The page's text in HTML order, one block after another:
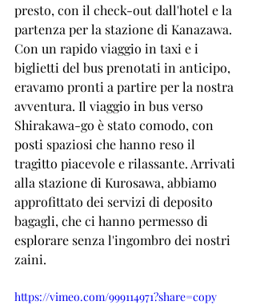
presto, con il check-out dall'hotel e la
partenza per la stazione di Kanazawa.
Con un rapido viaggio in taxi e i
biglietti del bus prenotati in anticipo,
eravamo pronti a partire per la nostra
avventura. Il viaggio in bus verso
Shirakawa-go è stato comodo, con
posti spaziosi che hanno reso il
tragitto piacevole e rilassante. Arrivati
alla stazione di Kurosawa, abbiamo
approfittato dei servizi di deposito
bagagli, che ci hanno permesso di
esplorare senza l'ingombro dei nostri
zaini.
https://vimeo.com/999114971?share=copy